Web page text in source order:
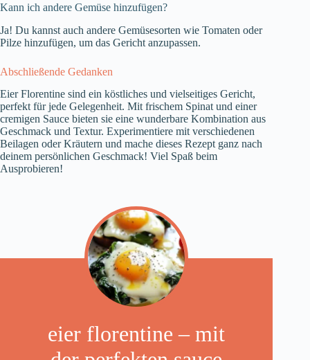
Kann ich andere Gemüse hinzufügen?
Ja! Du kannst auch andere Gemüsesorten wie Tomaten oder
Pilze hinzufügen, um das Gericht anzupassen.
Abschließende Gedanken
Eier Florentine sind ein köstliches und vielseitiges Gericht,
perfekt für jede Gelegenheit. Mit frischem Spinat und einer
cremigen Sauce bieten sie eine wunderbare Kombination aus
Geschmack und Textur. Experimentiere mit verschiedenen
Beilagen oder Kräutern und mache dieses Rezept ganz nach
deinem persönlichen Geschmack! Viel Spaß beim
Ausprobieren!
eier florentine – mit